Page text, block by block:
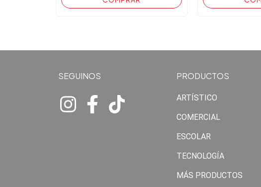
SEGUINOS PRODUCTOS
ARTÍSTICO
COMERCIAL
ESCOLAR
TECNOLOGÍA
MÁS PRODUCTOS